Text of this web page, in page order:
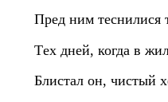
Пред ним теснилися
Тex дней, когда в
Блистал он, чистый